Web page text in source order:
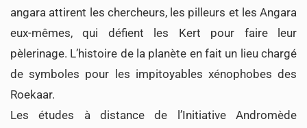
angara attirent les chercheurs, les pilleurs et les Angara
eux-mêmes, qui défient les Kert pour faire leur
pèlerinage. L’histoire de la planète en fait un lieu chargé
de symboles pour les impitoyables xénophobes des
Roekaar.
Les études à distance de l’Initiative Andromède